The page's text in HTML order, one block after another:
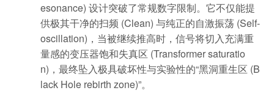
esonance) 设计突破了常规数字限制。它不仅能提
供极其干净的扫频 (Clean) 与纯正的自激振荡 (Self-
oscillation)，当被继续推高时，信号将切入充满重
量感的变压器饱和失真区 (Transformer saturatio
n)，最终坠入极具破坏性与实验性的“黑洞重生区 (B
lack Hole rebirth zone)”。